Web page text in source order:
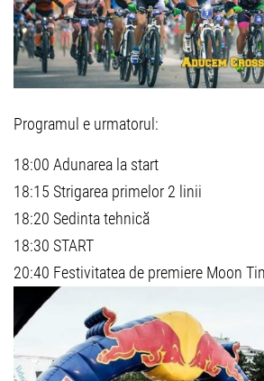
Programul e urmatorul:
18:00 Adunarea la start
18:15 Strigarea primelor 2 linii
18:20 Sedinta tehnică
18:30 START
20:40 Festivitatea de premiere Moon